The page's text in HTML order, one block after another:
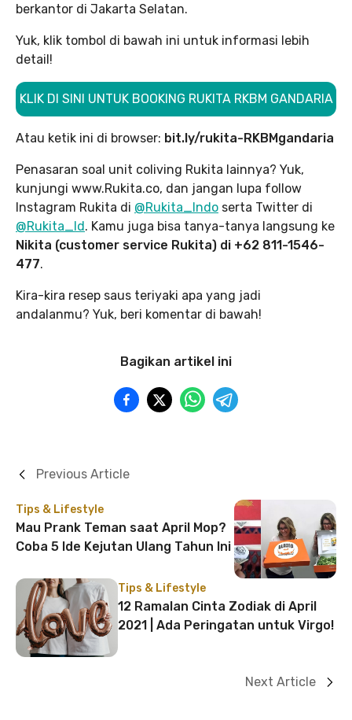
berkantor di Jakarta Selatan.
Yuk, klik tombol di bawah ini untuk informasi lebih
detail!
KLIK DI SINI UNTUK BOOKING RUKITA RKBM GANDARIA
Atau ketik ini di browser: bit.ly/rukita-RKBMgandaria
Penasaran soal unit coliving Rukita lainnya? Yuk,
kunjungi www.Rukita.co, dan jangan lupa follow
Instagram Rukita di @Rukita_Indo serta Twitter di
@Rukita_Id. Kamu juga bisa tanya-tanya langsung ke
Nikita (customer service Rukita) di +62 811-1546-
477.
Kira-kira resep saus teriyaki apa yang jadi
andalanmu? Yuk, beri komentar di bawah!
Bagikan artikel ini
Tips & Lifestyle
Mau Prank Teman saat April Mop?
Coba 5 Ide Kejutan Ulang Tahun Ini
Previous Article
Tips & Lifestyle
12 Ramalan Cinta Zodiak di April
2021 | Ada Peringatan untuk Virgo!
Next Article